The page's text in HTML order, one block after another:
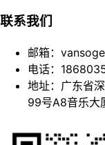
联系我们
邮箱：
电话：
地址：广东省
99号A8音乐大